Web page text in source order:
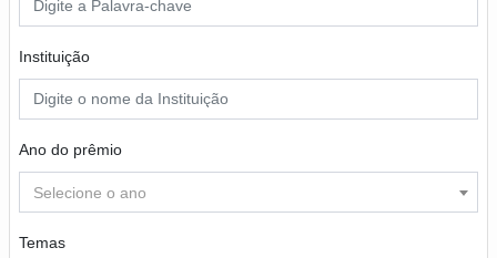
Instituição
Ano do prêmio
Selecione o ano
Temas